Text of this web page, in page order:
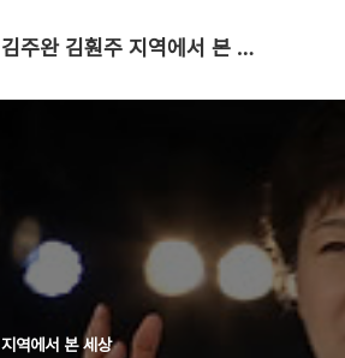
김주완 김훤주 지역에서 본 세상
지역에서 본 세상